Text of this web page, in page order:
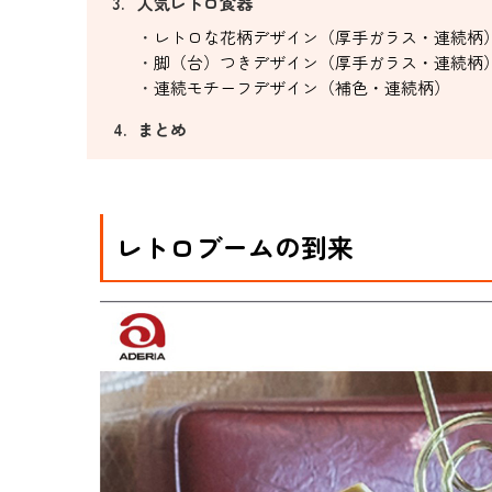
レトロな花柄デザイン（厚手ガラス・連続柄
脚（台）つきデザイン（厚手ガラス・連続柄
連続モチーフデザイン（補色・連続柄）
まとめ
レトロブームの到来